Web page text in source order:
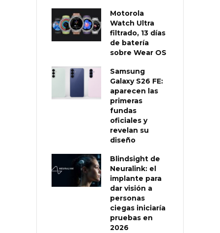
Motorola
Watch Ultra
filtrado, 13 días
de batería
sobre Wear OS
Samsung
Galaxy S26 FE:
aparecen las
primeras
fundas
oficiales y
revelan su
diseño
Blindsight de
Neuralink: el
implante para
dar visión a
personas
ciegas iniciaría
pruebas en
2026